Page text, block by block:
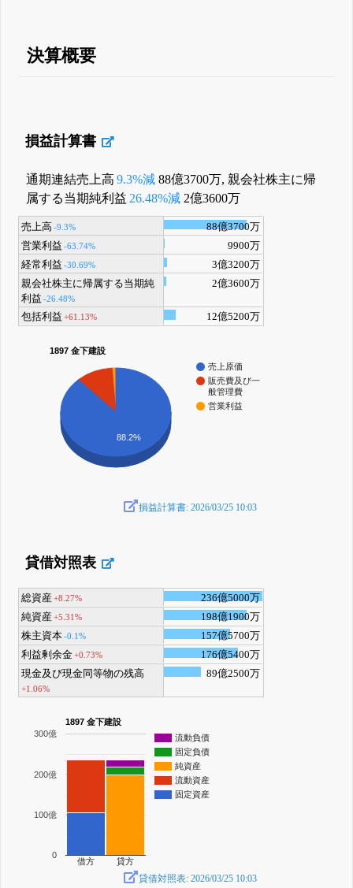
決算概要
損益計算書
通期連結売上高 9.3%減 88億3700万, 親会社株主に帰
属する当期純利益 26.48%減 2億3600万
売上高-9.3%
88億3700万
営業利益 -63.74%
9900万
経常利益 -30.69%
3億3200万
親会社株主に帰属する当期純
利益 -26.48%
2億3600万
包括利益 +61.13% 12億5200万
1897 金下建設
売上原価
販売費及び一
般管理費
営業利益
88.2%
損益計算書: 2026/03/25 10:03
貸借対照表
総資産+8.27%
236億5000万
純資産+5.31%
198億1900万
株主資本-0.1%
157億5700万
利益剰余金+0.73%
176億5400万
現金及び現金同等物の残高
+1.06%
89億2500万
1897 金下建設
流動負債
固定負債
純資産
流動資産
固定資産
借方 貸方
0
100億
200億
300億
貸借対照表: 2026/03/25 10:03